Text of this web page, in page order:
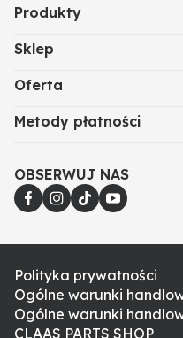
Produkty
Sklep
Oferta
Metody płatności
OBSERWUJ NAS
Polityka prywatności
Ogólne warunki
Ogólne warunki
CLAAS PARTS SHOP